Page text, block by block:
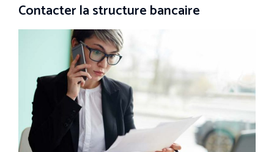
Contacter la structure bancaire